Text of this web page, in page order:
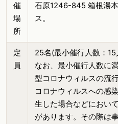
催
場
所
石原1246-845 箱根湯
ス。
定
員
25名(最小催行人数：15
なお、最小催行人数に
型コロナウィルスの流
コロナウィルスへの感
生した場合などにおい
があります。その際は